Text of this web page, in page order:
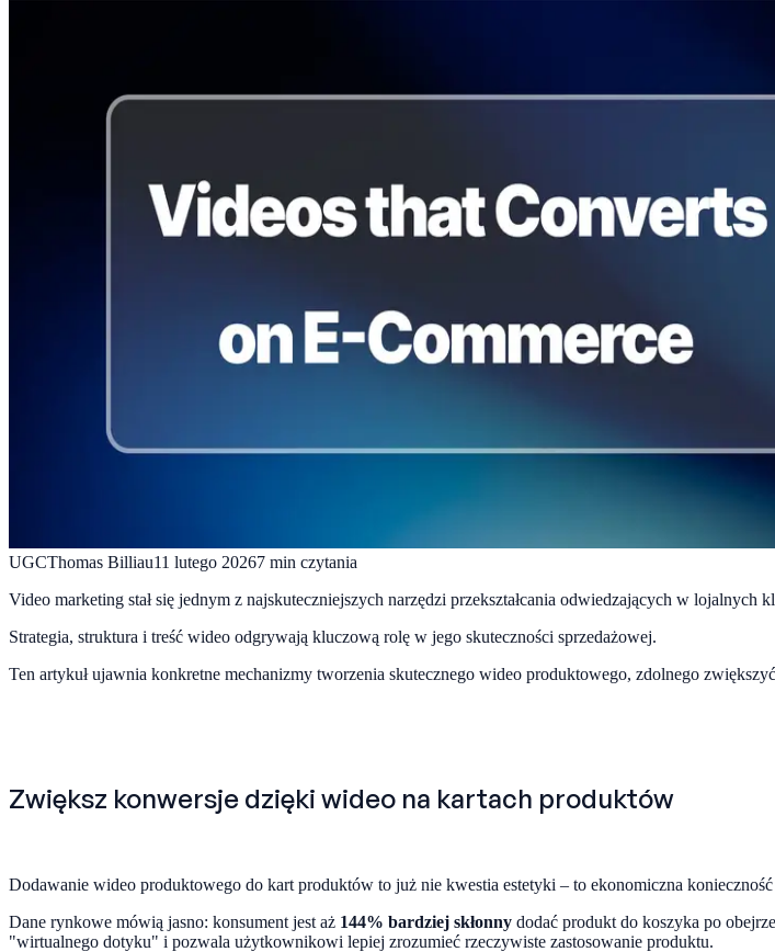
UGCThomas Billiau11 lutego 20267 min czytania
Video marketing stał się jednym z najskuteczniejszych narzędzi przekształcania odwiedzających w
Strategia, struktura i treść wideo odgrywają kluczową rolę w jego skuteczności sprzedażowej.
Ten artykuł ujawnia konkretne mechanizmy tworzenia skutecznego wideo produktowego, zdolnego
Zwiększ konwersje dzięki wideo na kartach produktów
Dodawanie wideo produktowego do kart produktów to już nie kwestia estetyki – to ekonomiczna
Dane rynkowe mówią jasno: konsument jest aż 144% bardziej skłonny dodać produkt do koszyka po
"wirtualnego dotyku" i pozwala użytkownikowi lepiej zrozumieć rzeczywiste zastosowanie produktu.